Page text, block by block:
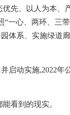
、以人为本、
一心、两环、三
体系、实施绿道
动实施,2022年
看到的现实。